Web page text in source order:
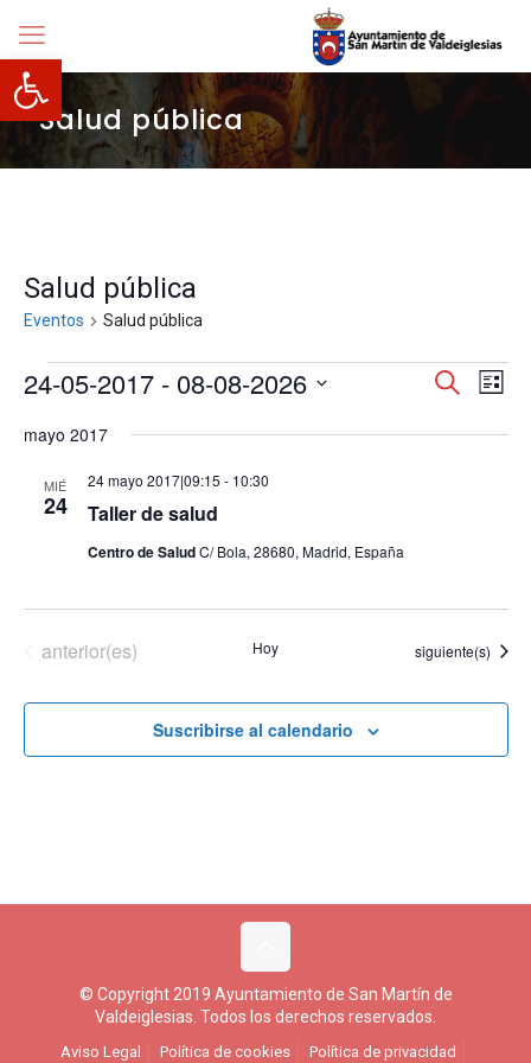
Abrir barra de herramientas
Salud pública
Salud pública
Eventos Salud pública
Eventos
Buscar
de
de
Lista
24-05-2017 - 08-08-2026
la
mayo 2017
MIÉ
24 Taller de salud
24 mayo 2017|09:15 - 10:30
Centro de SaludC/ Bola, 28680, Madrid, España
Eventos
anterior(es) Hoy Eventos
siguiente(s)
Suscribirse al calendario
© Copyright 2019 Ayuntamiento de San Martín de
Valdeiglesias. Todos los derechos reservados.
Aviso Legal Política de cookies Política de privacidad